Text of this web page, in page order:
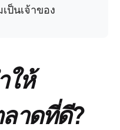
ป็นเจ้าของ
ให้
าดที่ดี?